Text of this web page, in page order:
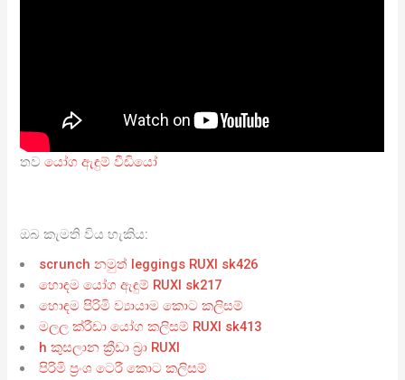
තවයෝග ඇඳුම් වීඩියෝ
ඔබ කැමති විය හැකිය:
scrunch නමුත් leggings RUXI sk426
හොඳම යෝග ඇඳුම් RUXI sk217
හොඳම පිරිමි ව්‍යායාම කොට කලිසම්
මලල ක්රීඩා යෝග කලිසම් RUXI sk413
h කුසලාන ක්‍රීඩා බ්‍රා RUXI
පිරිමි ප්‍රංශ ටෙරී කොට කලිසම්